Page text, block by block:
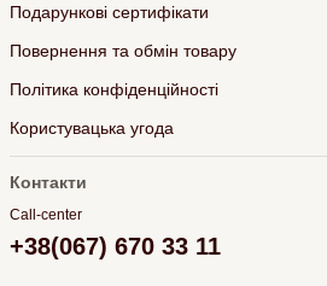
Подарункові сертифікати
Повернення та обмін товару
Політика конфіденційності
Користувацька угода
Контакти
Call-center
+38(067) 670 33 11